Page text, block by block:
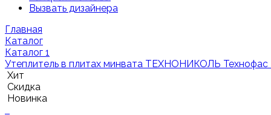
Вызвать дизайнера
Главная
Каталог
Каталог 1
Утеплитель в плитах минвата ТЕХНОНИКОЛЬ
Хит
Скидка
Новинка